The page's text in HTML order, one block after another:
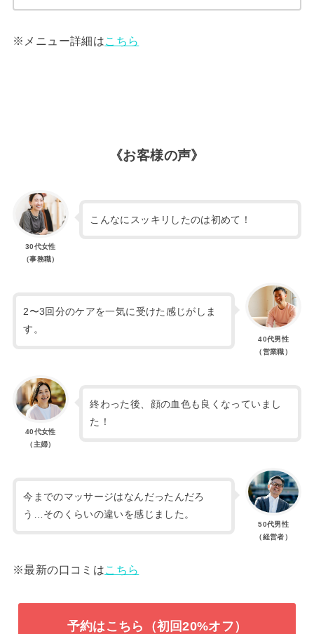
※メニュー詳細はこちら
《お客様の声》
30代女性
（事務職）
こんなにスッキリしたのは初めて！
40代男性
（営業職）
2〜3回分のケアを一気に受けた感じがしま
す。
40代女性
（主婦）
終わった後、顔の血色も良くなっていまし
た！
50代男性
（経営者）
今までのマッサージはなんだったんだろ
う…そのくらいの違いを感じました。
※最新の口コミはこちら
予約はこちら（初回20%オフ）